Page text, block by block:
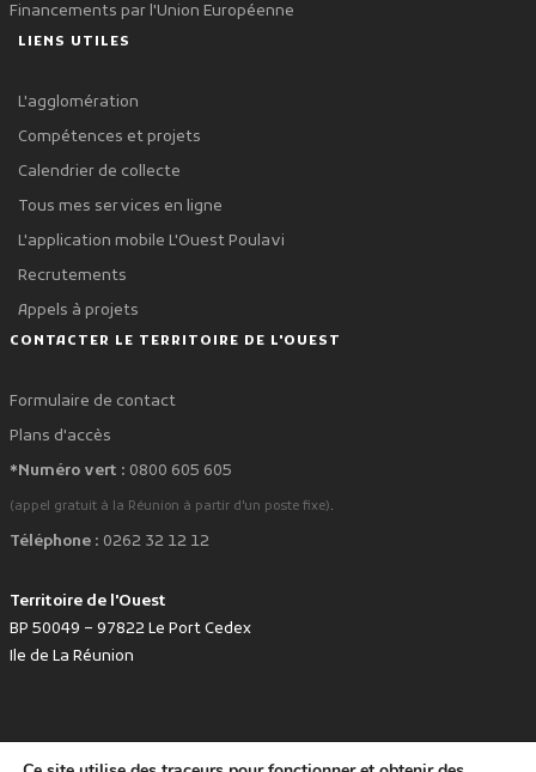
Financements par l'Union Européenne
LIENS UTILES
L'agglomération
Compétences et projets
Calendrier de collecte
Tous mes services en ligne
L'application mobile L'Ouest Poulavi
Recrutements
Appels à projets
CONTACTER LE TERRITOIRE DE L'OUEST
Formulaire de contact
Plans d'accès
*Numéro vert : 0800 605 605
(appel gratuit à la Réunion à partir d'un poste fixe).
Téléphone : 0262 32 12 12
Territoire de l'Ouest
BP 50049 – 97822 Le Port Cedex
Ile de La Réunion